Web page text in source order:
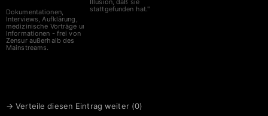
Dokumentationen,
Interviews, Aufklärung,
medizinische Vorträge und
Informationen - frei von
Zensur außerhalb des
Mainstreams.
Illusion, daß sie
stattgefunden hat."
→ Verteile diesen Eintrag weiter (0)